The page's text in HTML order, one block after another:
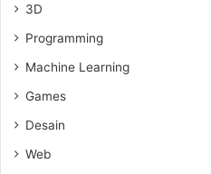
3D
Programming
Machine Learning
Games
Desain
Web